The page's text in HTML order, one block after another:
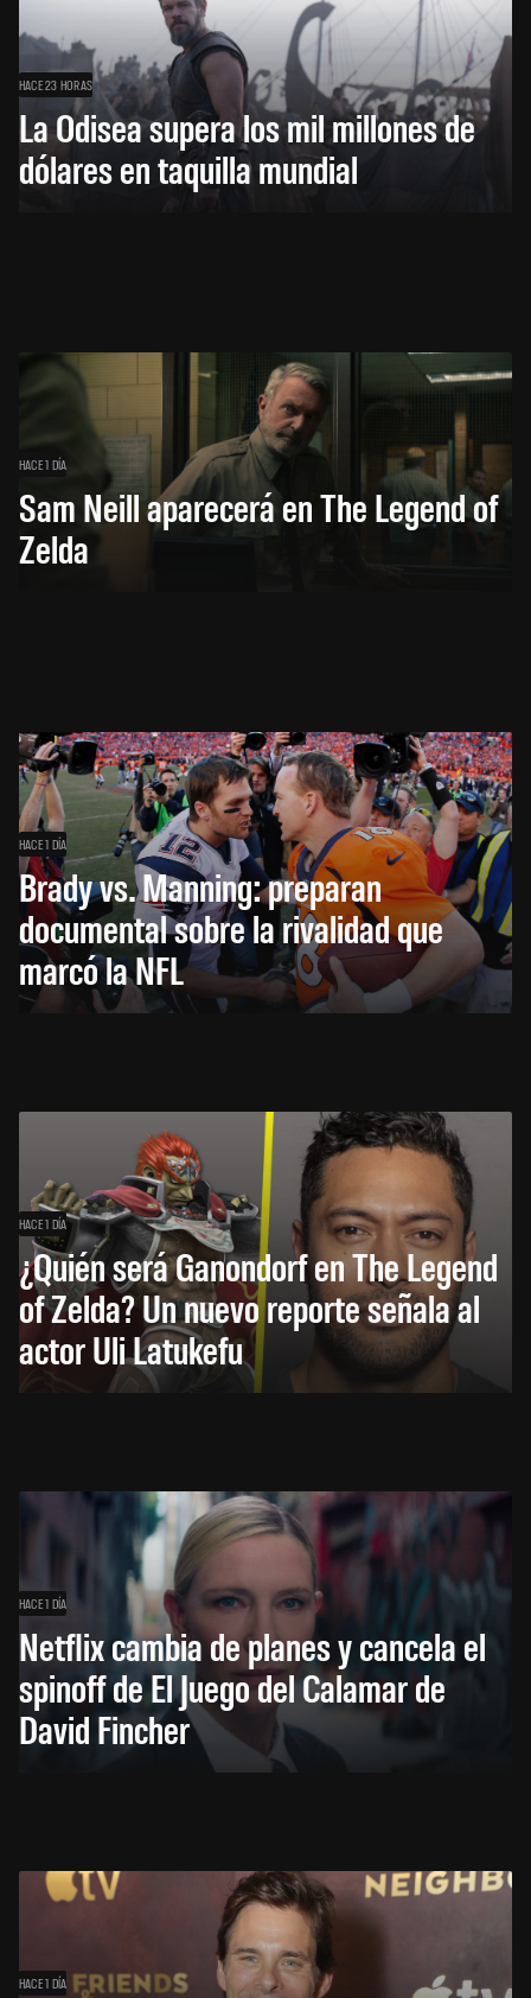
HACE 23 HORAS
La Odisea supera los mil millones de
dólares en taquilla mundial
HACE 1 DÍA
Sam Neill aparecerá en The Legend of
Zelda
HACE 1 DÍA
Brady vs. Manning: preparan
documental sobre la rivalidad que
marcó la NFL
HACE 1 DÍA
¿Quién será Ganondorf en The Legend
of Zelda? Un nuevo reporte señala al
actor Uli Latukefu
HACE 1 DÍA
Netflix cambia de planes y cancela el
spinoff de El Juego del Calamar de
David Fincher
HACE 1 DÍA